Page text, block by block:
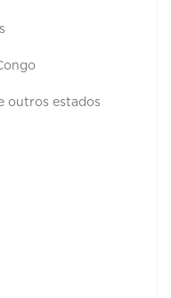
outros estados